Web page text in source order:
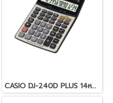
CASIO DJ-240D PLUS 14หลัก